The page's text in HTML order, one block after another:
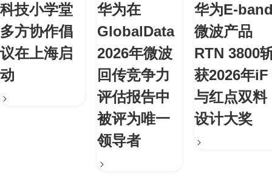
科技小学堂
多方协作倡
议在上海启
动
华为在
GlobalData
2026年微波
回传竞争力
评估报告中
被评为唯一
领导者
华为E-
微波产品
RTN 3800
获2026年iF
与红点双料
设计大奖